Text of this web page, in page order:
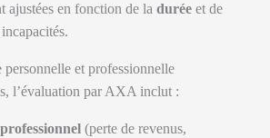
ajustées en fonction de la durée et de
et professionnelle
l’évaluation par AXA inclut :
(perte de revenus,